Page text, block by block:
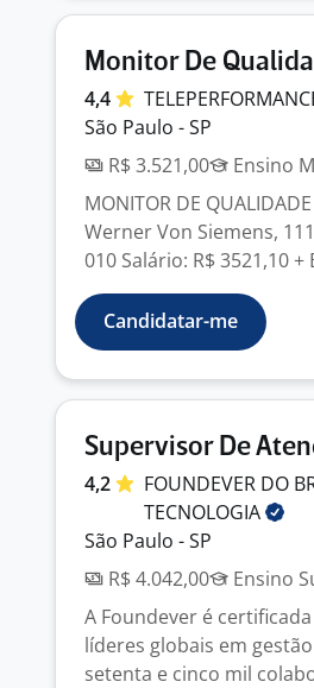
Monitor De
4,4
São Paulo - SP
R$ 3.521,00
Ensino
MONITOR DE
Werner Von Siemens,
010 Salário: R$ 3521,10 +
Candidatar-me
Supervisor De
4,2
FOUNDEVER DO
TECNOLOGIA
São Paulo - SP
R$ 4.042,00
Ensino
A Foundever é
líderes globais em
setenta e cinco mil